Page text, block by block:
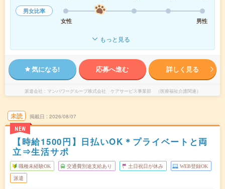
男女比率
女性
男性
もっと見る
気になる! 応募へ進む 詳しく見る
派遣会社 マンパワーグループ株式会社 ケアサービス事業部 （医療福祉介護関連）
未読
NEW
掲載日 2026/08/07
【時給1500円】日払いOK＊プライベートと両
立⇒生活サポ
職種未経験OK 交通費別途支給あり 土日祝日が休み WEB登録OK
派遣